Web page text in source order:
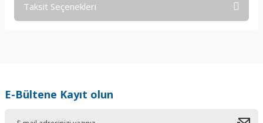
Taksit Seçenekleri
E-Bültene Kayıt olun